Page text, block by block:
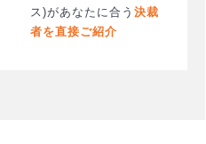
ス)があなた に合う 決裁
者を直接ご紹介